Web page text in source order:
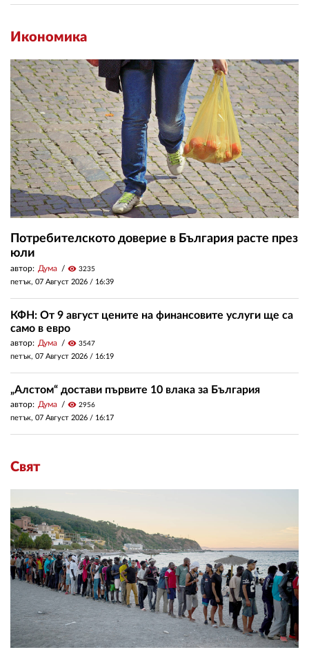
Икономика
Потребителското доверие в България расте през
юли
автор: Дума visibility 3235
петък, 07 Август 2026 / 16:39
КФН: От 9 август цените на финансовите услуги ще са
само в евро
автор: Дума visibility 3547
петък, 07 Август 2026 / 16:19
„Алстом“ достави първите 10 влака за България
автор: Дума visibility 2956
петък, 07 Август 2026 / 16:17
Свят